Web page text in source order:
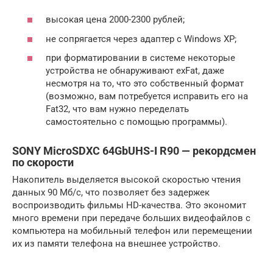
высокая цена 2000-2300 рублей;
не сопрягается через адаптер с Windows XP;
при форматировании в системе некоторые
устройства не обнаруживают exFat, даже
несмотря на то, что это собственный формат
(возможно, вам потребуется исправить его на
Fat32, что вам нужно переделать
самостоятельно с помощью программы).
SONY MicroSDXC 64GbUHS-I R90 — рекордсмен
по скорости
Накопитель выделяется высокой скоростью чтения
данных 90 Мб/с, что позволяет без задержек
воспроизводить фильмы HD-качества. Это экономит
много времени при передаче больших видеофайлов с
компьютера на мобильный телефон или перемещении
их из памяти телефона на внешнее устройство.